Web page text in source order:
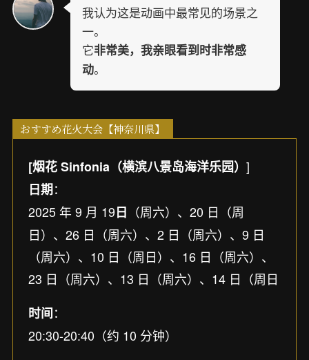
我认为这是动画中最常见的场景之
一。
它非常美，我亲眼看到时非常感
动。
おすすめ花火大会【神奈川県】
[烟花 Sinfonia（横滨八景岛海洋乐园）]
日期：
2025 年 9 月 19日 （周六）、20 日（周
日）、26 日（周六）、2 日（周六）、9 日
（周六）、10 日（周日）、16 日（周六）、
23 日（周六）、13 日（周六）、14 日（周日
时间：
20:30-20:40（约 10 分钟）